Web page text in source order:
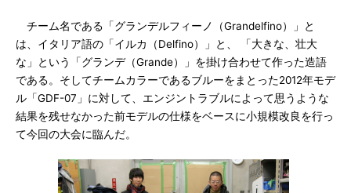
チーム名である「グランデルフィーノ（Grandelfino）」と
は、イタリア語の「イルカ（Delfino）」と、 「大きな、壮大
な」という「グランデ（Grande）」を掛け合わせて作った造語
である。そしてチームカラーであるブルーをまとった2012年モデ
ル「GDF-07」に対して、エンジントラブルによって思うような
結果を残せなかった前モデルの仕様をベースに小規模改良を行っ
て今回の大会に臨んだ。